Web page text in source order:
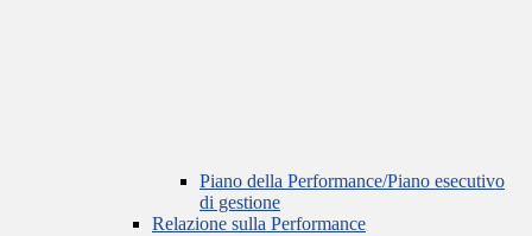
Piano della Performance/Piano esecutivo
di gestione
Relazione sulla Performance